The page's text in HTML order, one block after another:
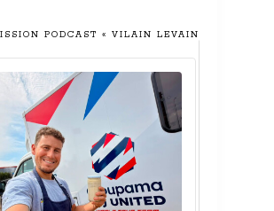
PODCAST « VILAIN LEVAIN »